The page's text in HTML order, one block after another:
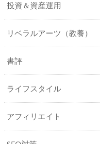
投資＆資産運用
リベラルアーツ（教養）
書評
ライフスタイル
アフィリエイト